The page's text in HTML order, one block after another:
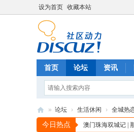
设为首页 收藏本站
首页 论坛 资讯
克
» 论坛 › 生活休闲 › 全城热
今日热点 澳门珠海双城记 |